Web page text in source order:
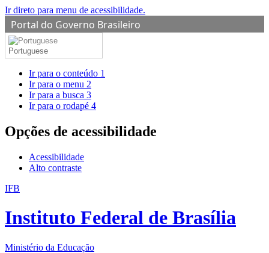
Ir direto para menu de acessibilidade.
Portal do Governo Brasileiro
Portuguese
Ir para o conteúdo 1
Ir para o menu 2
Ir para a busca 3
Ir para o rodapé 4
Opções de acessibilidade
Acessibilidade
Alto contraste
IFB
Instituto Federal de Brasília
Ministério da Educação